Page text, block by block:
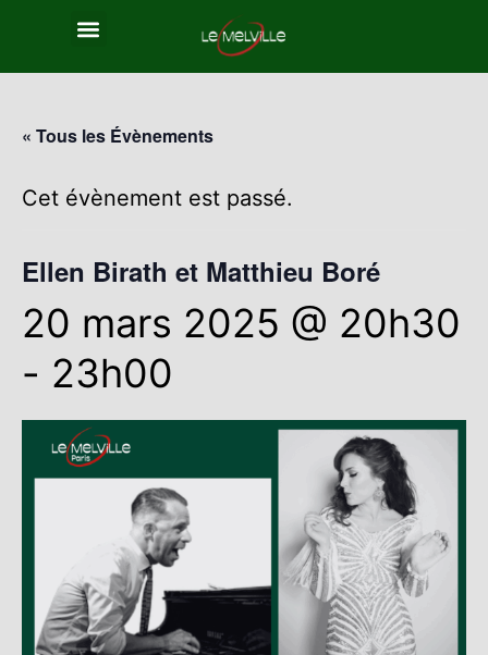
« Tous les Évènements
Cet évènement est passé.
Ellen Birath et Matthieu Boré
20 mars 2025 @ 20h30
- 23h00